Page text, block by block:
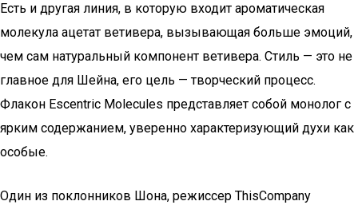
Есть и другая линия, в которую входит ароматическая
молекула ацетат ветивера, вызывающая больше эмоций,
чем сам натуральный компонент ветивера. Стиль — это не
главное для Шейна, его цель — творческий процесс.
Флакон Escentric Molecules представляет собой монолог с
ярким содержанием, уверенно характеризующий духи как
особые.
Один из поклонников Шона, режиссер ThisCompany